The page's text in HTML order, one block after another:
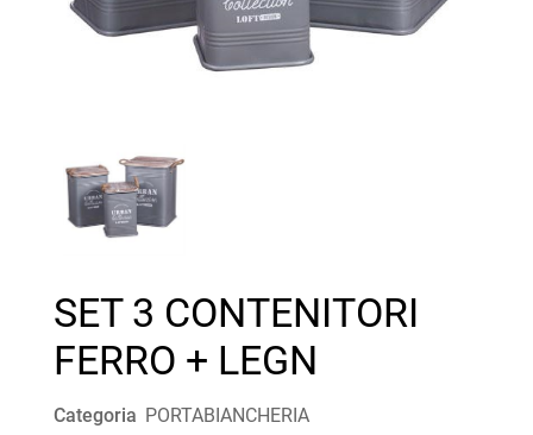
SET 3 CONTENITORI
FERRO + LEGN
Categoria PORTABIANCHERIA